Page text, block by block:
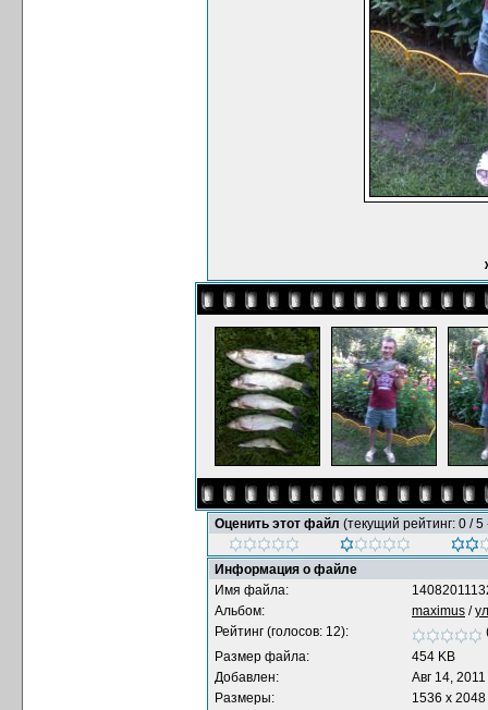
Оценить этот файл (текущий рейтинг: 0 / 5
Информация о файле
Имя файла:
Альбом:
maximus /
Рейтинг (голосов: 12):
Размер файла:
454 KB
Добавлен:
Авг 14, 2011
Размеры:
1536 x